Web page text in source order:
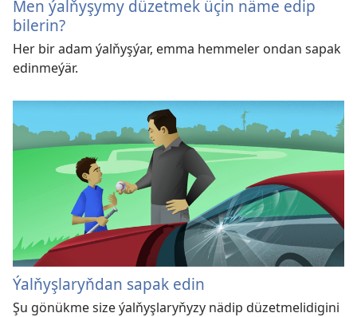
Men ýalňyşymy düzetmek üçin näme edip
bilerin?
Her bir adam ýalňyşýar, emma hemmeler ondan sapak
edinmeýär.
Ýalňyşlaryňdan sapak edin
Şu gönükme size ýalňyşlaryňyzy nädip düzetmelidigini